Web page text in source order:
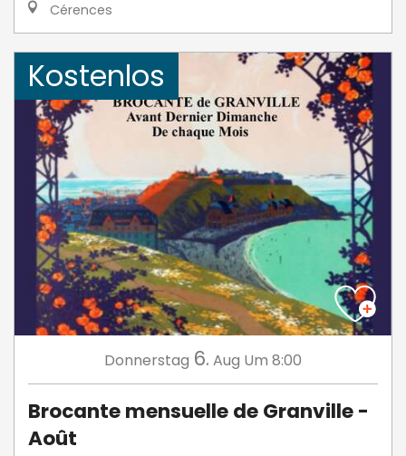
Cérences
Kostenlos
Donnerstag 6. Aug Um 8:00
Brocante mensuelle de Granville -
Août